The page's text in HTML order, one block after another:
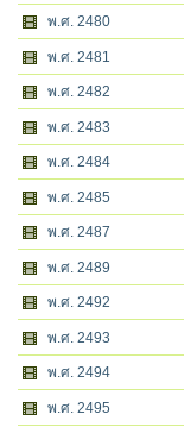
พ.ศ. 2480
พ.ศ. 2481
พ.ศ. 2482
พ.ศ. 2483
พ.ศ. 2484
พ.ศ. 2485
พ.ศ. 2487
พ.ศ. 2489
พ.ศ. 2492
พ.ศ. 2493
พ.ศ. 2494
พ.ศ. 2495